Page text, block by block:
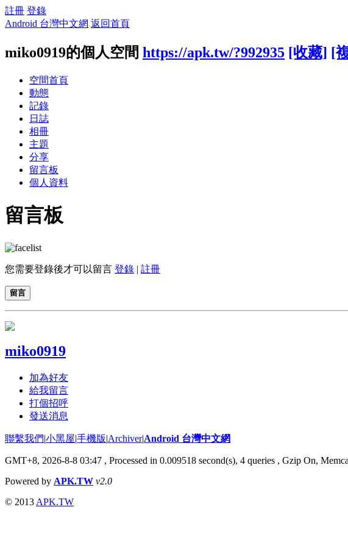
註冊 登錄
Android 台灣中文網 返回首頁
miko0919的個人空間 https://apk.tw/?992935 [收藏] [
空間首頁
動態
記錄
日誌
相冊
主題
分享
留言板
個人資料
留言板
您需要登錄後才可以留言 登錄 | 註冊
留言
miko0919
加為好友
給我留言
打個招呼
發送消息
聯繫我們|小黑屋|手機版|Archiver|Android 台灣中文網
GMT+8, 2026-8-8 03:47 , Processed in 0.009518 second(s), 4 queries , Gzip On,
Powered by APK.TW v2.0
© 2013 APK.TW